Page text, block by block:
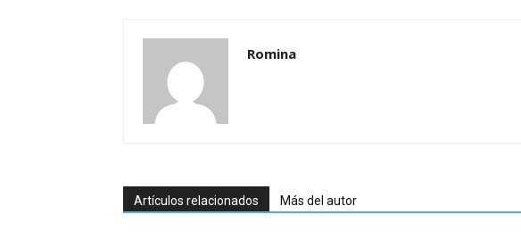
Romina
Artículos relacionados Más del autor